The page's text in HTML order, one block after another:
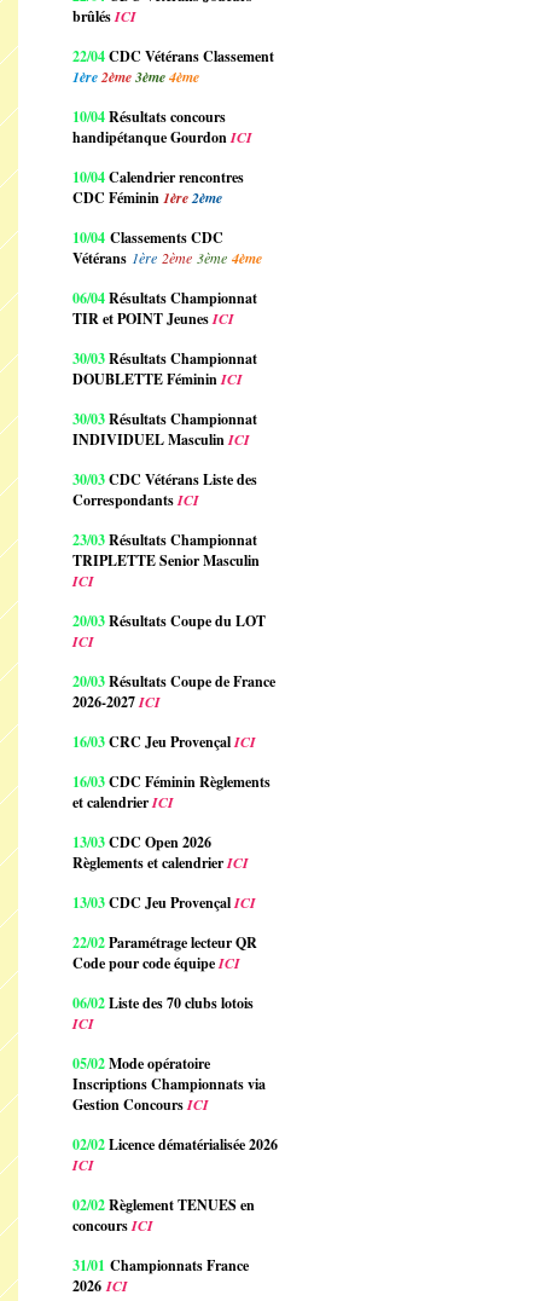
brûlésICI
22/04CDC Vétérans Classement
1ère2ème3ème4ème
10/04Résultats concours
handipétanque GourdonICI
10/04Calendrier rencontres
CDC Féminin1ère2ème
10/04 Classements CDC
Vétérans 1ère 2ème 3ème 4ème
06/04Résultats Championnat
TIR et POINT JeunesICI
30/03Résultats Championnat
DOUBLETTE FémininICI
30/03Résultats Championnat
INDIVIDUEL MasculinICI
30/03CDC Vétérans Liste des
CorrespondantsICI
23/03Résultats Championnat
TRIPLETTE Senior Masculin
ICI
20/03Résultats Coupe du LOT
ICI
20/03Résultats Coupe de France
2026-2027ICI
16/03CRC Jeu ProvençalICI
16/03CDC Féminin Règlements
et calendrierICI
13/03CDC Open 2026
Règlements et calendrierICI
13/03CDC Jeu ProvençalICI
22/02Paramétrage lecteur QR
Code pour code équipeICI
06/02Liste des 70 clubs lotois
ICI
05/02Mode opératoire
Inscriptions Championnats via
Gestion ConcoursICI
02/02Licence dématérialisée 2026
ICI
02/02Règlement TENUES en
concoursICI
31/01 Championnats France
2026 ICI